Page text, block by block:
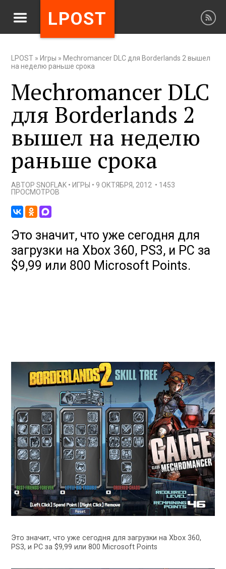
LPOST
LPOST » Игры » Mechromancer DLC для Borderlands 2 вышел
на неделю раньше срока
Mechromancer DLC
для Borderlands 2
вышел на неделю
раньше срока
АВТОРSNOFLAK • ИГРЫ • 9 ОКТЯБРЯ, 2012 • 1453
ПРОСМОТРОВ
Это значит, что уже сегодня для
загрузки на Xbox 360, PS3, и PC за
$9,99 или 800 Microsoft Points.
Это значит, что уже сегодня для загрузки на Xbox 360,
PS3, и PC за $9,99 или 800 Microsoft Points